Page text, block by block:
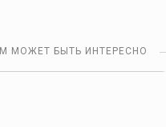
МОЖЕТ БЫТЬ ИНТЕРЕСНО